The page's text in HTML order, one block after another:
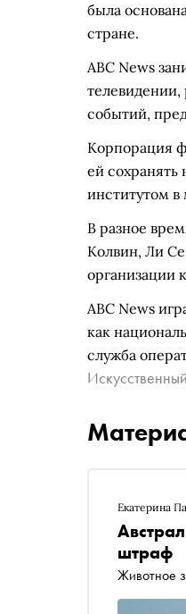
была
стране.
ABC News
событий,
Корпорация
ей сохранять
институтом
В разное
Колвин, Ли
организации
ABC News
как
служба
Екатерина
штраф
Животное